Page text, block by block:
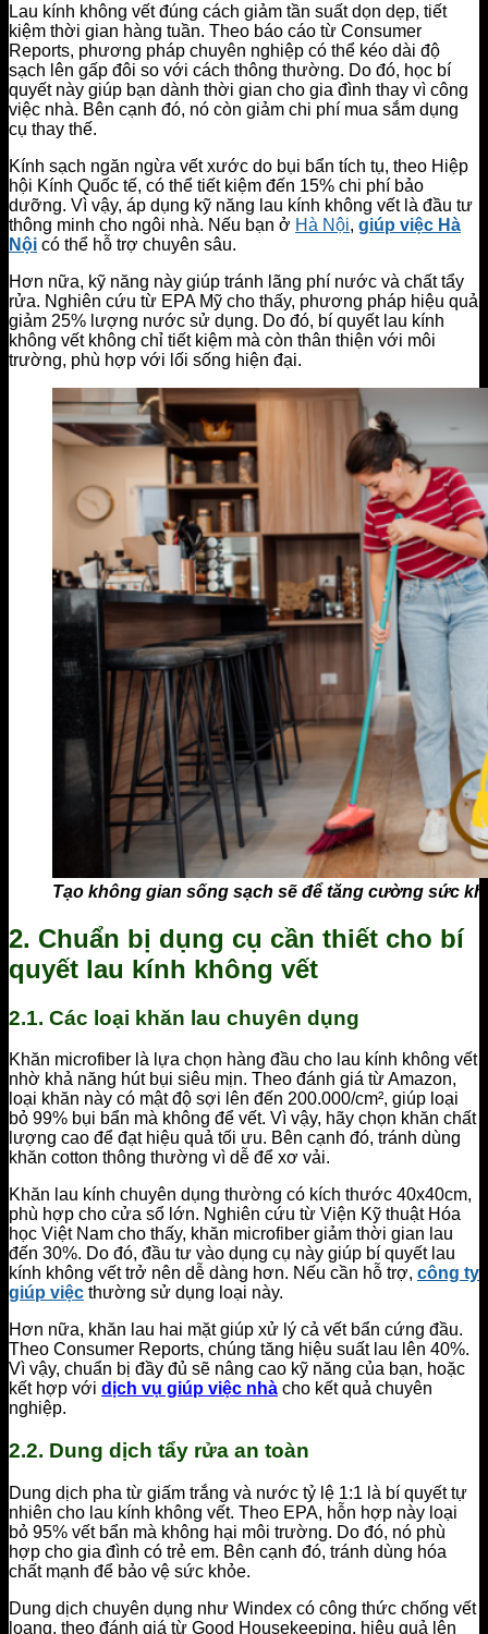
Lau kính không vết đúng cách giảm tần suất dọn dẹp, tiết
kiệm thời gian hàng tuần. Theo báo cáo từ Consumer
Reports, phương pháp chuyên nghiệp có thể kéo dài độ
sạch lên gấp đôi so với cách thông thường. Do đó, học bí
quyết này giúp bạn dành thời gian cho gia đình thay vì công
việc nhà. Bên cạnh đó, nó còn giảm chi phí mua sắm dụng
cụ thay thế.
Kính sạch ngăn ngừa vết xước do bụi bẩn tích tụ, theo Hiệp
hội Kính Quốc tế, có thể tiết kiệm đến 15% chi phí bảo
dưỡng. Vì vậy, áp dụng kỹ năng lau kính không vết là đầu tư
thông minh cho ngôi nhà. Nếu bạn ở Hà Nội, giúp việc Hà
Nội có thể hỗ trợ chuyên sâu.
Hơn nữa, kỹ năng này giúp tránh lãng phí nước và chất tẩy
rửa. Nghiên cứu từ EPA Mỹ cho thấy, phương pháp hiệu quả
giảm 25% lượng nước sử dụng. Do đó, bí quyết lau kính
không vết không chỉ tiết kiệm mà còn thân thiện với môi
trường, phù hợp với lối sống hiện đại.
Tạo không gian sống sạch sẽ để tăng cường sức
2. Chuẩn bị dụng cụ cần thiết cho bí
quyết lau kính không vết
2.1. Các loại khăn lau chuyên dụng
Khăn microfiber là lựa chọn hàng đầu cho lau kính không vết
nhờ khả năng hút bụi siêu mịn. Theo đánh giá từ Amazon,
loại khăn này có mật độ sợi lên đến 200.000/cm², giúp loại
bỏ 99% bụi bẩn mà không để vết. Vì vậy, hãy chọn khăn chất
lượng cao để đạt hiệu quả tối ưu. Bên cạnh đó, tránh dùng
khăn cotton thông thường vì dễ để xơ vải.
Khăn lau kính chuyên dụng thường có kích thước 40x40cm,
phù hợp cho cửa sổ lớn. Nghiên cứu từ Viện Kỹ thuật Hóa
học Việt Nam cho thấy, khăn microfiber giảm thời gian lau
đến 30%. Do đó, đầu tư vào dụng cụ này giúp bí quyết lau
kính không vết trở nên dễ dàng hơn. Nếu cần hỗ trợ, công ty
giúp việc thường sử dụng loại này.
Hơn nữa, khăn lau hai mặt giúp xử lý cả vết bẩn cứng đầu.
Theo Consumer Reports, chúng tăng hiệu suất lau lên 40%.
Vì vậy, chuẩn bị đầy đủ sẽ nâng cao kỹ năng của bạn, hoặc
kết hợp với dịch vụ giúp việc nhà cho kết quả chuyên
nghiệp.
2.2. Dung dịch tẩy rửa an toàn
Dung dịch pha từ giấm trắng và nước tỷ lệ 1:1 là bí quyết tự
nhiên cho lau kính không vết. Theo EPA, hỗn hợp này loại
bỏ 95% vết bẩn mà không hại môi trường. Do đó, nó phù
hợp cho gia đình có trẻ em. Bên cạnh đó, tránh dùng hóa
chất mạnh để bảo vệ sức khỏe.
Dung dịch chuyên dụng như Windex có công thức chống vết
loang, theo đánh giá từ Good Housekeeping, hiệu quả lên